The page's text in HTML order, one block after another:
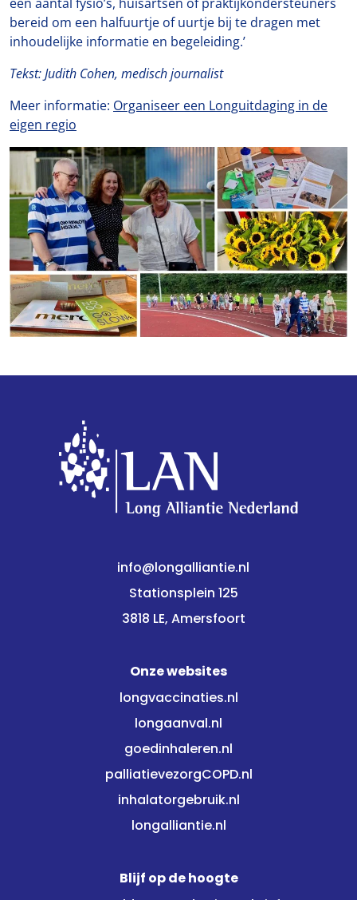
bereid om een halfuurtje of uurtje bij te dragen met
inhoudelijke informatie en begeleiding.’
Tekst: Judith Cohen, medisch journalist
Meer informatie: Organiseer een Longuitdaging in de
eigen regio
info@longalliantie.nl
Stationsplein 125
3818 LE, Amersfoort
Onze websites
longvaccinaties.nl
longaanval.nl
goedinhaleren.nl
palliatievezorgCOPD.nl
inhalatorgebruik.nl
longalliantie.nl
Blijf op de hoogte